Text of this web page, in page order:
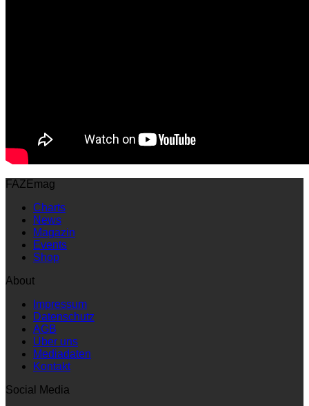
FAZEmag
Charts
News
Magazin
Events
Shop
About
Impressum
Datenschutz
AGB
Über uns
Mediadaten
Kontakt
Social Media